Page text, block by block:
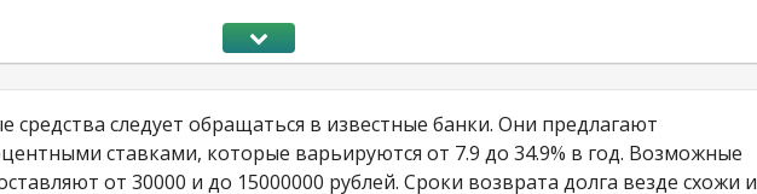
следует обращаться в известные банки. Они предлагают
ставками, которые варьируются от 7.9 до 34.9% в год. Возможные
от 30000 и до 15000000 рублей. Сроки возврата долга везде схожи и